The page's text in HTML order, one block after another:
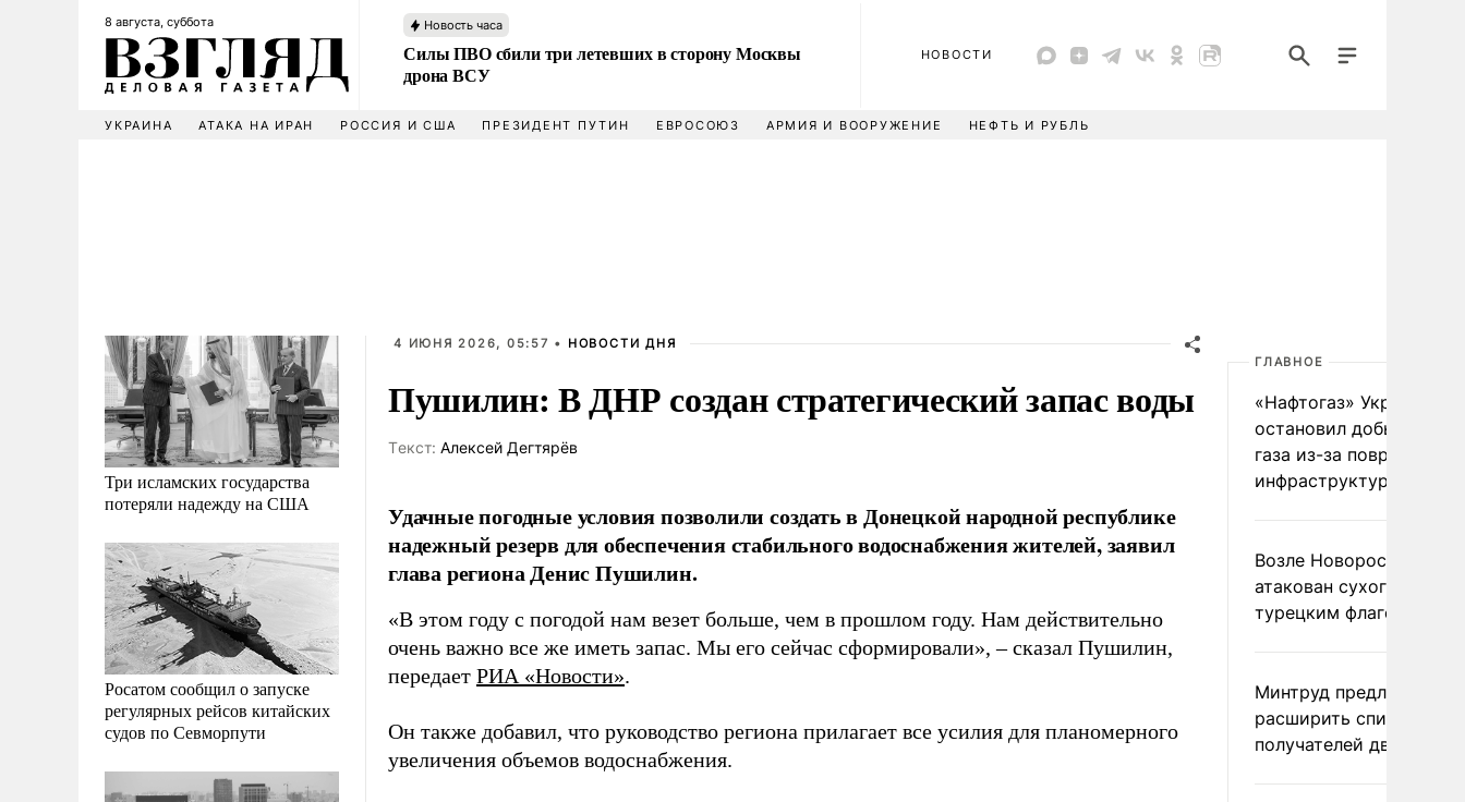
8 августа, суббота Новость часа
Силы ПВО сбили три летевших в сторону Москвы
дрона ВСУ
НОВОСТИ
УКРАИНА АТАКА НА ИРАН РОССИЯ И США ПРЕЗИДЕНТ ПУТИН ЕВРОСОЮЗ АРМИЯ И ВООРУЖЕНИЕ НЕФТЬ И РУБЛЬ
Три исламских государства
потеряли надежду на США
Росатом сообщил о запуске
регулярных рейсов китайских
судов по Севморпути
4 ИЮНЯ 2026, 05:57 • НОВОСТИ ДНЯ
Пушилин: В ДНР создан стратегический запас воды
Tекст: Алексей Дегтярёв
Удачные погодные условия позволили создать в Донецкой народной республике
надежный резерв для обеспечения стабильного водоснабжения жителей, заявил
глава региона Денис Пушилин.
«В этом году с погодой нам везет больше, чем в прошлом году. Нам действительно
очень важно все же иметь запас. Мы его сейчас сформировали», – сказал Пушилин,
передает РИА «Новости».
Он также добавил, что руководство региона прилагает все усилия для планомерного
увеличения объемов водоснабжения.
ГЛАВНОЕ
«Нафтогаз» Украины
остановил добычу
газа из-за повреждения
инфраструктуры
Возле Новороссийска
атакован сухогруз под
турецким флагом
Минтруд предложил
расширить список
получателей двух